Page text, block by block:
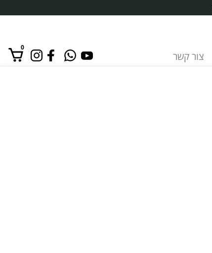
צור קשר
0